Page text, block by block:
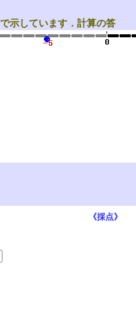
示しています．計算の答
問題は限りなく出ますが、初
《採点》